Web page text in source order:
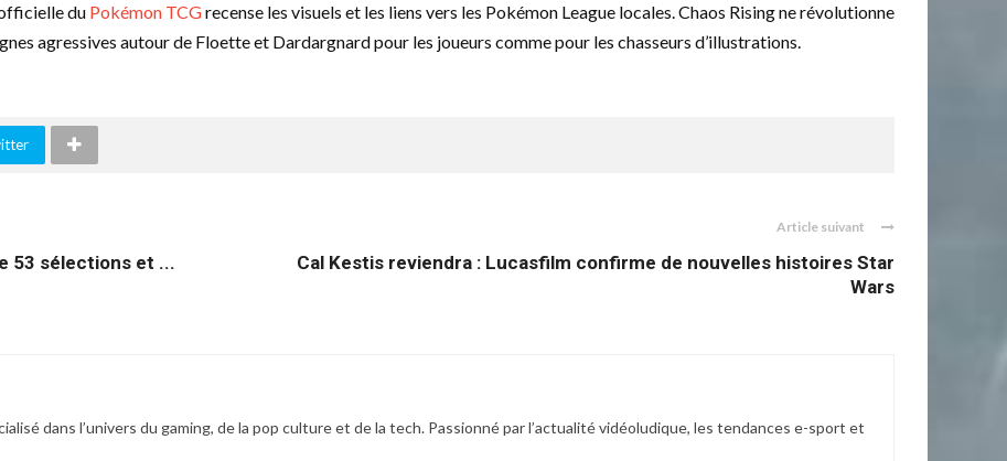
du Pokémon TCGrecense les visuels et les liens vers les Pokémon League locales. Chaos Rising ne révolutionne
agressives autour de Floette et Dardargnard pour les joueurs comme pour les chasseurs d’illustrations.
53 sélections et ...
Article suivant
Cal Kestis reviendra : Lucasfilm confirme de nouvelles histoires Star
Wars
dans l’univers du gaming, de la pop culture et de la tech. Passionné par l’actualité vidéoludique, les tendances e-sport et